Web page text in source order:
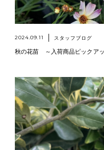
2024.09.11 スタッフブログ
秋の花苗 ～入荷商品ピックア